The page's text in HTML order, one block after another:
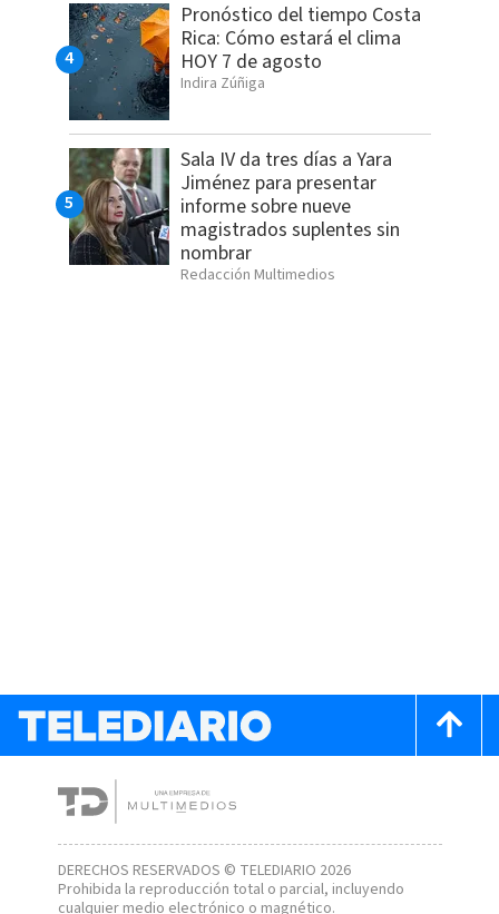
Pronóstico del tiempo Costa
Rica: Cómo estará el clima
HOY 7 de agosto
Indira Zúñiga
Sala IV da tres días a Yara
Jiménez para presentar
informe sobre nueve
magistrados suplentes sin
nombrar
Redacción Multimedios
DERECHOS RESERVADOS © TELEDIARIO 2026
Prohibida la reproducción total o parcial, incluyendo
cualquier medio electrónico o magnético.